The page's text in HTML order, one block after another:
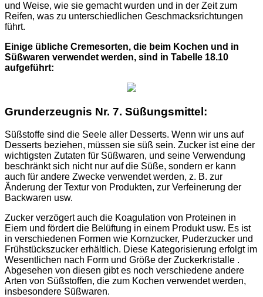
und Weise, wie sie gemacht wurden und in der Zeit zum
Reifen, was zu unterschiedlichen Geschmacksrichtungen
führt.
Einige übliche Cremesorten, die beim Kochen und in
Süßwaren verwendet werden, sind in Tabelle 18.10
aufgeführt:
Grunderzeugnis Nr. 7. Süßungsmittel:
Süßstoffe sind die Seele aller Desserts. Wenn wir uns auf
Desserts beziehen, müssen sie süß sein. Zucker ist eine der
wichtigsten Zutaten für Süßwaren, und seine Verwendung
beschränkt sich nicht nur auf die Süße, sondern er kann
auch für andere Zwecke verwendet werden, z. B. zur
Änderung der Textur von Produkten, zur Verfeinerung der
Backwaren usw.
Zucker verzögert auch die Koagulation von Proteinen in
Eiern und fördert die Belüftung in einem Produkt usw. Es ist
in verschiedenen Formen wie Kornzucker, Puderzucker und
Frühstückszucker erhältlich. Diese Kategorisierung erfolgt im
Wesentlichen nach Form und Größe der Zuckerkristalle .
Abgesehen von diesen gibt es noch verschiedene andere
Arten von Süßstoffen, die zum Kochen verwendet werden,
insbesondere Süßwaren.